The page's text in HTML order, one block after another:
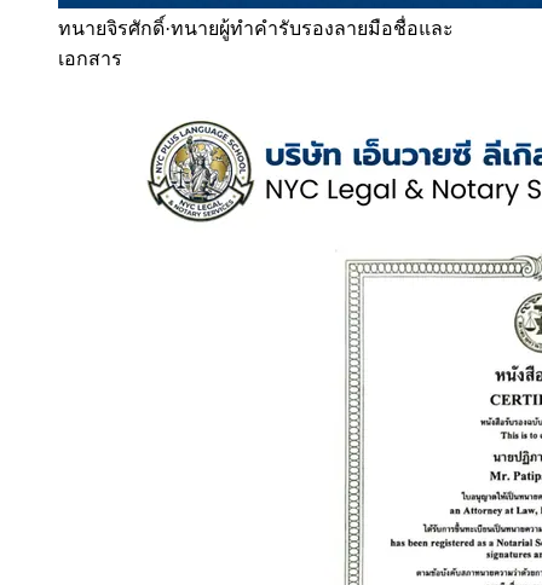
ทนายจิรศักดิ์·ทนายผู้ทำคำรับรองลายมือชื่อและ
เอกสาร